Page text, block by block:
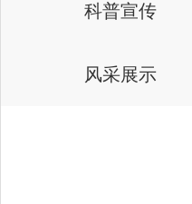
科普宣传
风采展示